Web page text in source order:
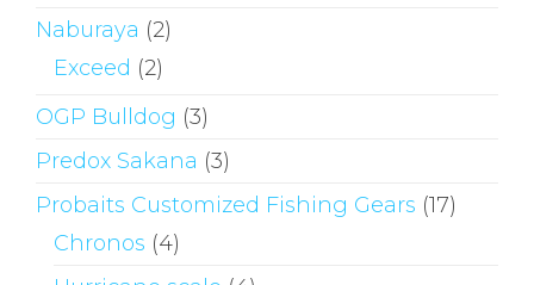
Naburaya (2)
Exceed (2)
OGP Bulldog (3)
Predox Sakana (3)
Probaits Customized Fishing Gears (17)
Chronos (4)